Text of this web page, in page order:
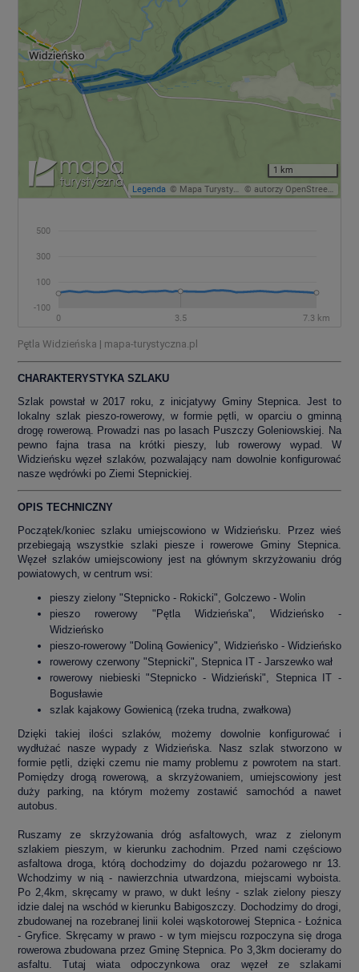
Pętla Widzieńska | mapa-turystyczna.pl
CHARAKTERYSTYKA SZLAKU
Szlak powstał w 2017 roku, z inicjatywy Gminy Stepnica. Jest to
lokalny szlak pieszo-rowerowy, w formie pętli, w oparciu o gminną
drogę rowerową. Prowadzi nas po lasach Puszczy Goleniowskiej. Na
pewno fajna trasa na krótki pieszy, lub rowerowy wypad. W
Widzieńsku węzeł szlaków, pozwalający nam dowolnie konfigurować
nasze wędrówki po Ziemi Stepnickiej.
OPIS TECHNICZNY
Początek/koniec szlaku umiejscowiono w Widzieńsku. Przez wieś
przebiegają wszystkie szlaki piesze i rowerowe Gminy Stepnica.
Węzeł szlaków umiejscowiony jest na głównym skrzyżowaniu dróg
powiatowych, w centrum wsi:
pieszy zielony "Stepnicko - Rokicki", Golczewo - Wolin
pieszo rowerowy "Pętla Widzieńska", Widzieńsko -
Widzieńsko
pieszo-rowerowy "Doliną Gowienicy", Widzieńsko - Widzieńsko
rowerowy czerwony "Stepnicki", Stepnica IT - Jarszewko wał
rowerowy niebieski "Stepnicko - Widzieński", Stepnica IT -
Bogusławie
szlak kajakowy Gowienicą (rzeka trudna, zwałkowa)
Dzięki takiej ilości szlaków, możemy dowolnie konfigurować i
wydłużać nasze wypady z Widzieńska. Nasz szlak stworzono w
formie pętli, dzięki czemu nie mamy problemu z powrotem na start.
Pomiędzy drogą rowerową, a skrzyżowaniem, umiejscowiony jest
duży parking, na którym możemy zostawić samochód a nawet
autobus.
Ruszamy ze skrzyżowania dróg asfaltowych, wraz z zielonym
szlakiem pieszym, w kierunku zachodnim. Przed nami częściowo
asfaltowa droga, którą dochodzimy do dojazdu pożarowego nr 13.
Wchodzimy w nią - nawierzchnia utwardzona, miejscami wyboista.
Po 2,4km, skręcamy w prawo, w dukt leśny - szlak zielony pieszy
idzie dalej na wschód w kierunku Babigoszczy. Dochodzimy do drogi,
zbudowanej na rozebranej linii kolei wąskotorowej Stepnica - Łoźnica
- Gryfice. Skręcamy w prawo - w tym miejscu rozpoczyna się droga
rowerowa zbudowana przez Gminę Stepnica. Po 3,3km docieramy do
asfaltu. Tutaj wiata odpoczynkowa oraz węzeł ze szlakami